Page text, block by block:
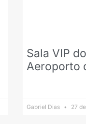
Sala VIP
Aeroporto
Gabriel Dias 27